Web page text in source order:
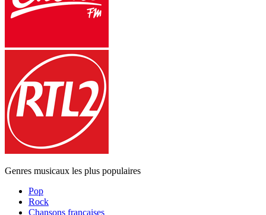
Genres musicaux les plus populaires
Pop
Rock
Chansons françaises